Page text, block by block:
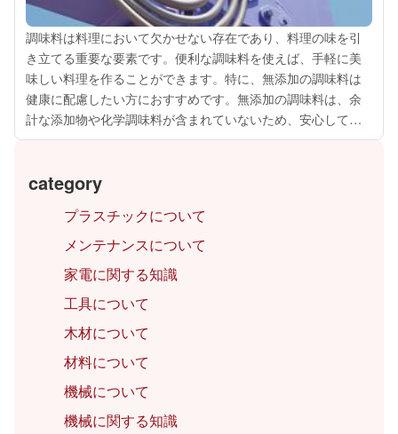
調味料は料理において欠かせない存在であり、料理の味を引
き立てる重要な要素です。便利な調味料を使えば、手軽に美
味しい料理を作ることができます。特に、無添加の調味料は
健康に配慮したい方におすすめです。無添加の調味料は、余
計な添加物や化学調味料が含まれていないため、安心して使
用できます。一方、調味料を選ぶ際には、季節ごとに異なる
category
プラスチックについて
メンテナンスについて
家電に関する知識
工具について
木材について
材料について
機械について
機械に関する知識